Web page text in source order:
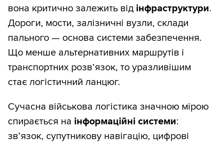
вона критично залежить від інфраструктури.
Дороги, мости, залізничні вузли, склади
пального — основа системи забезпечення.
Що менше альтернативних маршрутів і
транспортних розв’язок, то уразливішим
стає логістичний ланцюг.
Сучасна військова логістика значною мірою
спирається на інформаційні системи:
зв’язок, супутникову навігацію, цифрові